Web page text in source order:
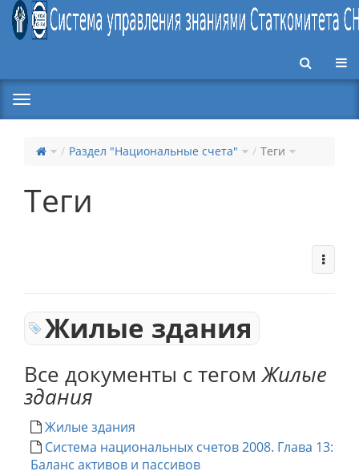
Раздел "Национальные счета" Теги
Теги
Жилые здания
Все документы с тегомЖилые
здания
Жилые здания
Система национальных счетов 2008. Глава 13:
Баланс активов и пассивов